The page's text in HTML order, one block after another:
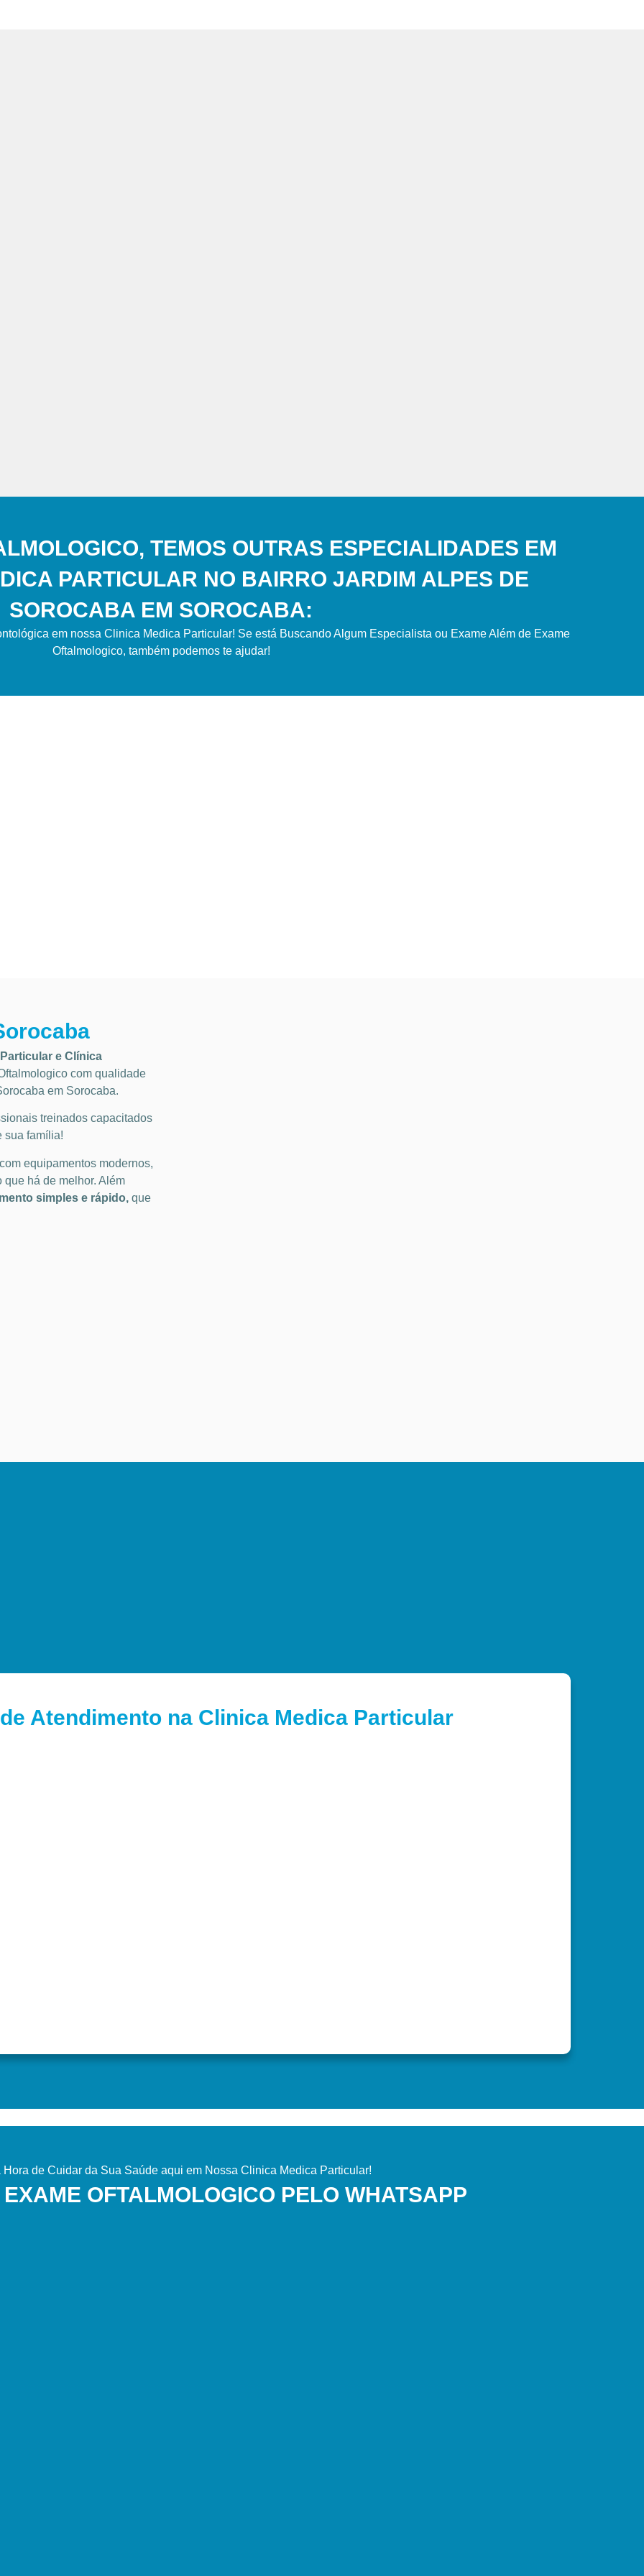
TEMOS OUTRAS ESPECIALIDADES EM
PARTICULAR NO BAIRRO JARDIM ALPES DE
SOROCABA EM SOROCABA:
em nossa Clinica Medica Particular! Se está Buscando Algum Especialista ou Exame Além de Exame
Oftalmologico, também podemos te ajudar!
e Clínica
com qualidade
em Sorocaba.
treinados capacitados
sua família!
equipamentos modernos,
que há de melhor. Além
simples e rápido, que
Atendimento na Clinica Medica Particular
Hora de Cuidar da Sua Saúde aqui em Nossa Clinica Medica Particular!
OFTALMOLOGICO PELO WHATSAPP